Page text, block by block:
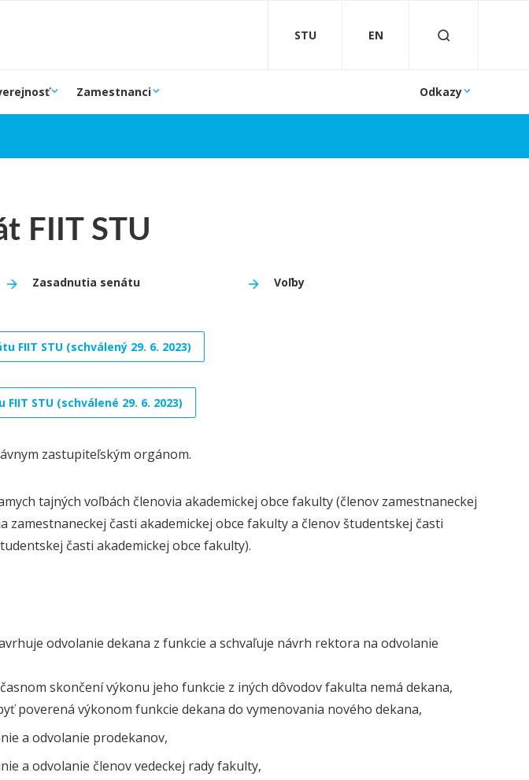
STU EN
Zamestnanci Odkazy
FIIT STU
Zasadnutia senátu Voľby
FIIT STU (schválený 29. 6. 2023)
STU (schválené 29. 6. 2023)
zastupiteľským orgánom.
tajných voľbách členovia akademickej obce fakulty (členov zamestnaneckej
zamestnaneckej časti akademickej obce fakulty a členov študentskej časti
časti akademickej obce fakulty).
odvolanie dekana z funkcie a schvaľuje návrh rektora na odvolanie
skončení výkonu jeho funkcie z iných dôvodov fakulta nemá dekana,
poverená výkonom funkcie dekana do vymenovania nového dekana,
a odvolanie prodekanov,
a odvolanie členov vedeckej rady fakulty,